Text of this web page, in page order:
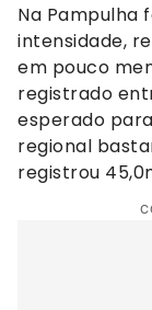
Na Pampulha
intensidade,
em pouco
registrado
esperado
regional
registrou